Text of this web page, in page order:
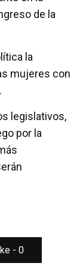
de la
la
mujeres con
legislativos,
por la
- 0